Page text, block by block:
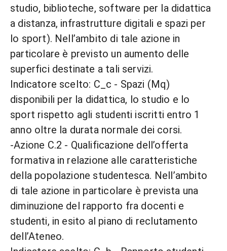
studio, biblioteche, software per la didattica
a distanza, infrastrutture digitali e spazi per
lo sport). Nell’ambito di tale azione in
particolare è previsto un aumento delle
superfici destinate a tali servizi.
Indicatore scelto: C_c - Spazi (Mq)
disponibili per la didattica, lo studio e lo
sport rispetto agli studenti iscritti entro 1
anno oltre la durata normale dei corsi.
-Azione C.2 - Qualificazione dell’offerta
formativa in relazione alle caratteristiche
della popolazione studentesca. Nell’ambito
di tale azione in particolare è prevista una
diminuzione del rapporto fra docenti e
studenti, in esito al piano di reclutamento
dell’Ateneo.